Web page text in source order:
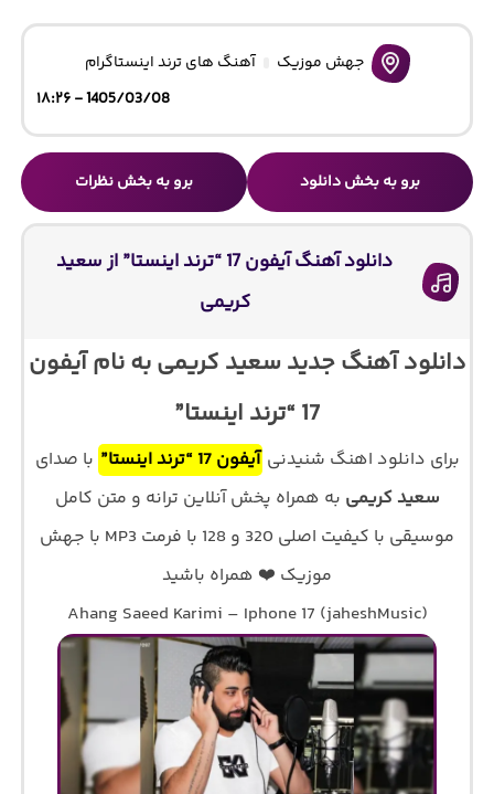
جهش موزیک
آهنگ های ترند اینستاگرام
1405/03/08 - ۱۸:۲۶
برو به بخش دانلود برو به بخش نظرات
دانلود آهنگ آیفون 17 “ترند اینستا” از سعید
کریمی
دانلود آهنگ جدید سعید کریمی به نام آیفون
17 “ترند اینستا”
برای دانلود اهنگ شنیدنیآیفون 17 “ترند اینستا”
با صدای
سعید کریمی به همراه پخش آنلاین ترانه و متن کامل
موسیقی با کیفیت اصلی 320 و 128 با فرمت MP3 با جهش
موزیک ❤️ همراه باشید
Ahang Saeed Karimi – Iphone 17 (jaheshMusic)